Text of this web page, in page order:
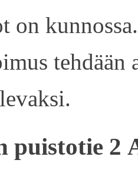
on kunnossa.
tehdään
puistotie 2